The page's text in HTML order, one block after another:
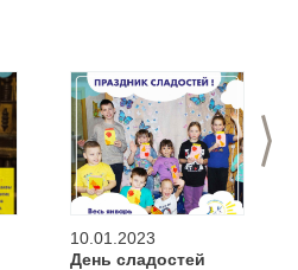
>
10.01.2023
День сладостей